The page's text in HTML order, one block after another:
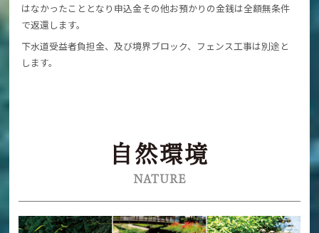
はなかったこととなり申込金その他お預かりの金銭は全額無条件
で返還します。
下水道受益者負担金、及び境界ブロック、フェンス工事は別途と
します。
自然環境
NATURE